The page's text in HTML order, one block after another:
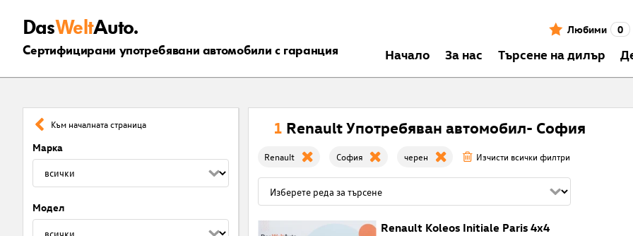
DasWeltAuto.
Сертифицирани употребявани автомобили с гаранция
Любими 0
Началo За нас Търсене на дилър
Към началната страница
Марка
Модел
1 Renault Употребяван автомобил- София
Renault София черен Изчисти всички филтри
Renault Koleos Initiale Paris 4x4